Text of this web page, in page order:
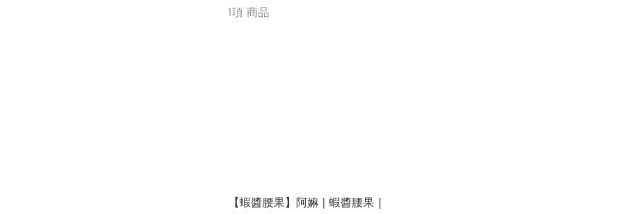
1項 商品
【蝦醬腰果】阿嫲 | 蝦醬腰果｜